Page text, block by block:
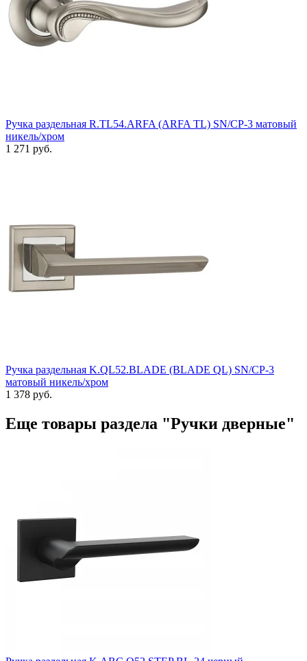
Ручка раздельная R.TL54.ARFA (ARFA TL) SN/CP-3 матовый
никель/хром
1 271 руб.
Ручка раздельная K.QL52.BLADE (BLADE QL) SN/CP-3
матовый никель/хром
1 378 руб.
Еще товары раздела "Ручки дверные"